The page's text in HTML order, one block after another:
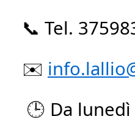
📞 Tel.
✉️
🕒 Da lunedì